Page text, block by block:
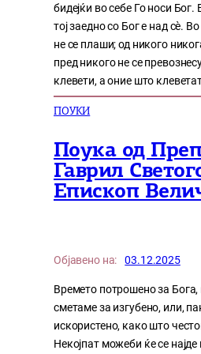
бидејќи во себе Го носи
тој заедно со Бог е над сè.
не се плаши; од никого
пред никого не се
клевети, а оние што
ПОУКИ
Поука од
Гаврил
Епископ
Објавено на: 03.12.2025
Времето потрошено за
сметаме за изгубено, или,
искористено, како што
Некојпат можеби ќе се најде